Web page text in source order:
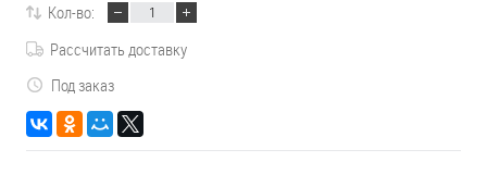
Кол-во:
Рассчитать доставку
Под заказ